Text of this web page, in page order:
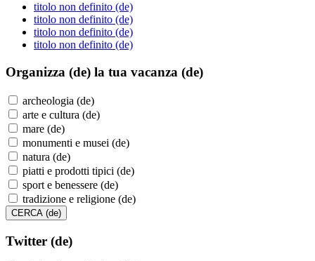
titolo non definito (de)
titolo non definito (de)
titolo non definito (de)
titolo non definito (de)
Organizza (de) la tua vacanza (de)
archeologia (de)
arte e cultura (de)
mare (de)
monumenti e musei (de)
natura (de)
piatti e prodotti tipici (de)
sport e benessere (de)
tradizione e religione (de)
Twitter (de)